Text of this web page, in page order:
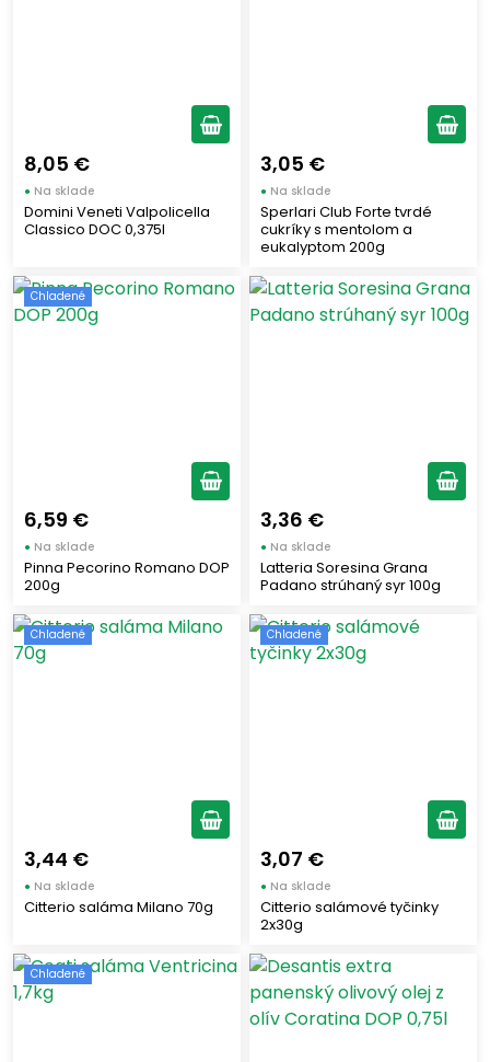
8,05 €
● Na sklade
Domini Veneti Valpolicella
Classico DOC 0,375l
3,05 €
● Na sklade
Sperlari Club Forte tvrdé
cukríky s mentolom a
eukalyptom 200g
Chladené
6,59 €
● Na sklade
Pinna Pecorino Romano DOP
200g
3,36 €
● Na sklade
Latteria Soresina Grana
Padano strúhaný syr 100g
Chladené
3,44 €
● Na sklade
Citterio saláma Milano 70g
Chladené
3,07 €
● Na sklade
Citterio salámové tyčinky
2x30g
Chladené